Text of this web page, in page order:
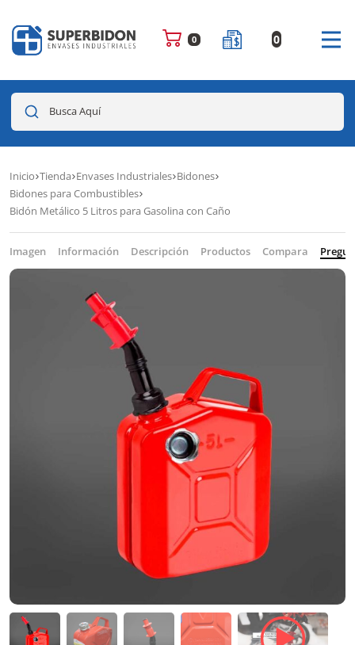
0 0
Busca Aquí
Inicio Tienda Envases Industriales Bidones
Bidones para Combustibles
Bidón Metálico 5 Litros para Gasolina con Caño
Imagen Información Descripción Productos Compara